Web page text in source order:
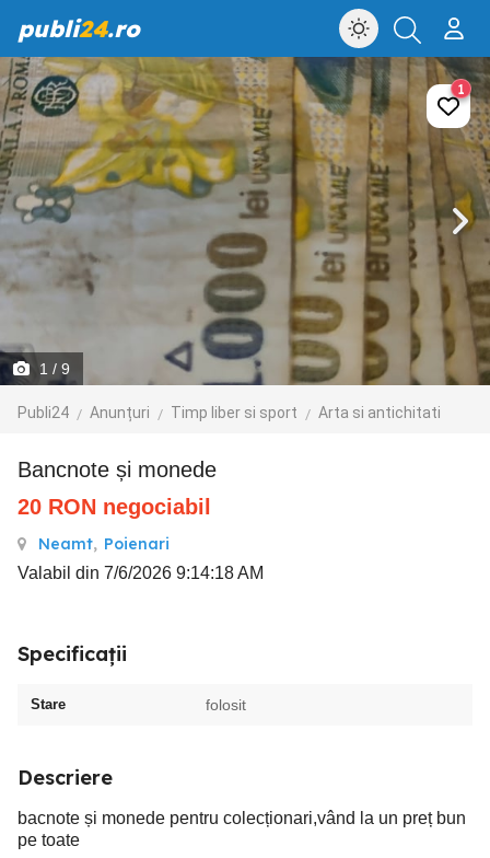
publi24.ro
1 / 9
Publi24 Anunțuri Timp liber si sport Arta si antichitati
1
bancnote și monede
20 RON negociabil
Neamt, Poienari
Valabil din 7/6/2026 9:14:18 AM
Specificații
Stare folosit
Descriere
bacnote și monede pentru colecționari,vând la un preț bun
pe toate